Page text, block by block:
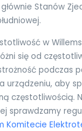
Stanów
w
się od
podczas
urządzeniu, aby
częstotliwością.
sprawdzamy
Komitecie